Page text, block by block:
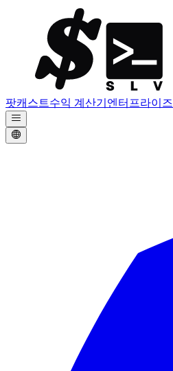
팟캐스트수익 계산기 엔터프라이즈